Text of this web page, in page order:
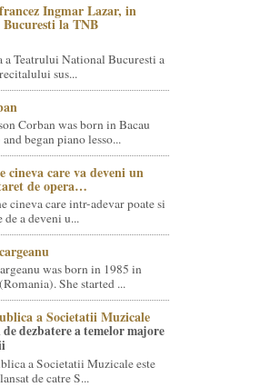
Ingmar Lazar, in
la TNB
a Teatrului National Bucuresti a
sus...
Corban was born in Bacau
began piano lesso...
cineva care va deveni un
de opera…
cineva care intr-adevar poate si
de a deveni u...
was born in 1985 in
She started ...
a Societatii Muzicale
dezbatere a temelor majore
a Societatii Muzicale este
de catre S...